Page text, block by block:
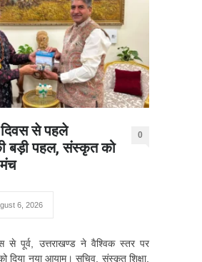
से पहले
बड़ी पहल, संस्कृत को
0
6, 2026
से पूर्व, उत्तराखण्ड ने वैश्विक स्तर पर
दिया नया आयाम। सचिव, संस्कृत शिक्षा,